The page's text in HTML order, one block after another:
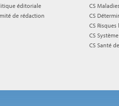
CS
CS
CS
CS
CS Santé
éditoriale
de rédaction